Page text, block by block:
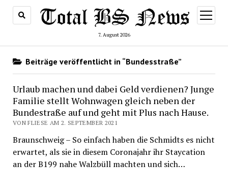
7. August 2026
Menü
öffnen
Beiträge veröffentlicht in “Bundesstraße”
Urlaub machen und dabei Geld verdienen? Junge
Familie stellt Wohnwagen gleich neben der
Bundestraße auf und geht mit Plus nach Hause.
VON FLIESE AM 2. SEPTEMBER 2021
Braunschweig – So einfach haben die Schmidts es nicht
erwartet, als sie in diesem Coronajahr ihr Staycation
an der B199 nahe Walzbüll machten und sich…